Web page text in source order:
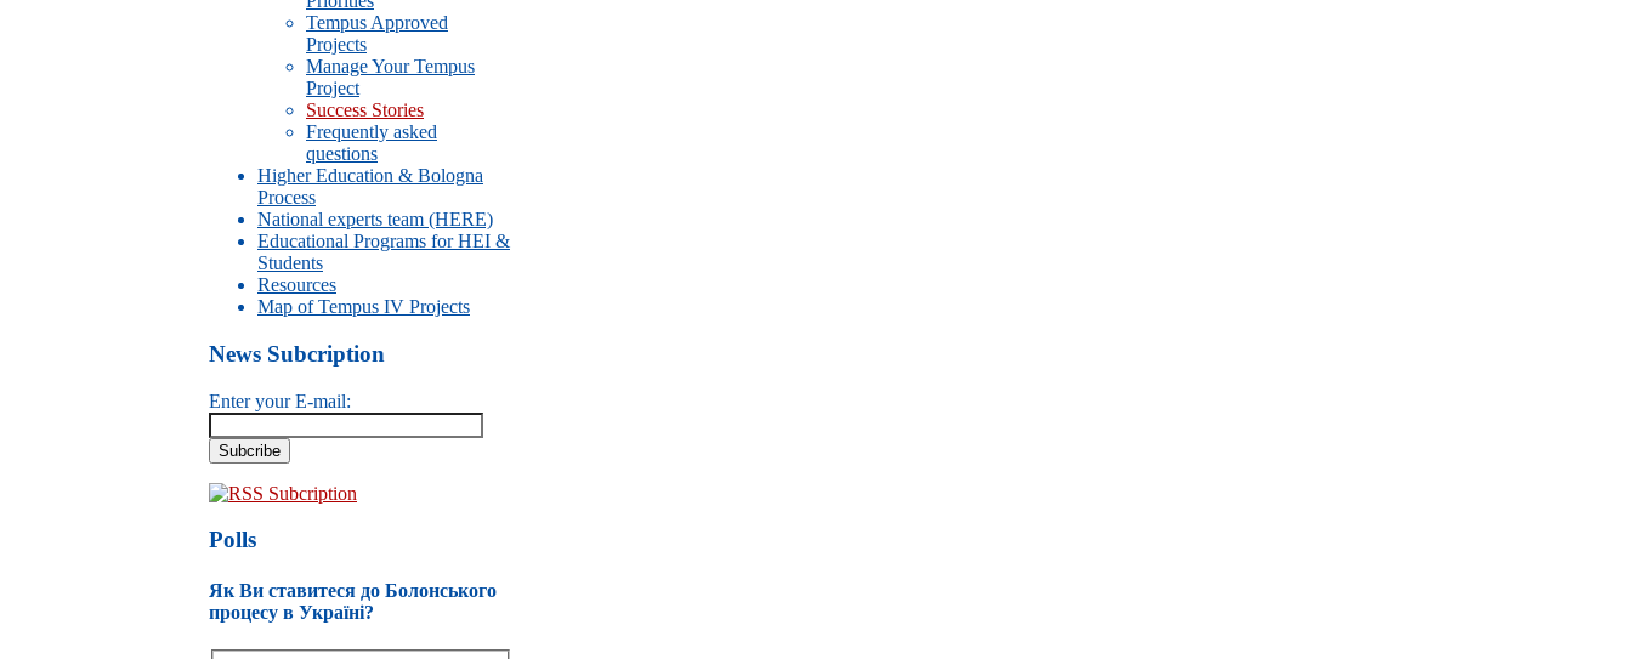
Tempus Approved
Projects
Manage Your Tempus
Project
Success Stories
Frequently asked
questions
Higher Education & Bologna
Process
National experts team (HERE)
Educational Programs for HEI &
Students
Resources
Map of Tempus IV Projects
News Subcription
Enter your E-mail:
RSS Subcription
Polls
Як Ви ставитеся до Болонського
процесу в Україні?